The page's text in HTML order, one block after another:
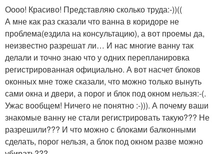
Оооо! Красиво! Представляю сколько труда:-))((
А мне как раз сказали что ванна в коридоре не
проблема(ездила на консультацию), а вот проемы да,
неизвестно разрешат ли… И нас многие ванну так
делали и точно знаю что у одних перепланировка
регистрированная официально. А вот насчет блоков
оконных мне тоже сказали, что можно только вынуть
сами окна и двери, а порог и блок под окном нельзя:-(.
Ужас вообщем! Ничего не понятно :-))). А почему ваши
знакомые ванну не стали регистрировать такую??? Не
разрешили??? И что можно с блоками балконными
сделать, порог нельзя, а блок под окном разве можно